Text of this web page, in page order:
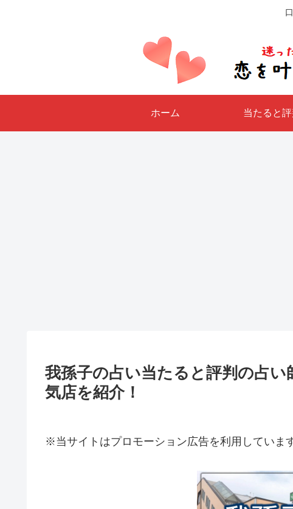
ホーム 当たると
我孫子の占い当たると評判の占
気店を紹介！
※当サイトはプロモーション広告を利用しています